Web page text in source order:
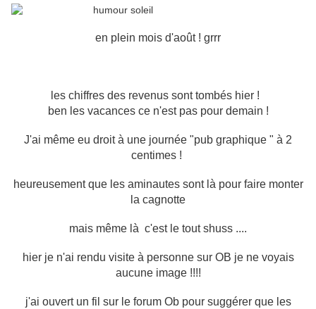
en plein mois d'août ! grrr
les chiffres des revenus sont tombés hier !
ben les vacances ce n'est pas pour demain !
J'ai même eu droit à une journée "pub graphique " à 2
centimes !
heureusement que les aminautes sont là pour faire monter
la cagnotte
mais même là c'est le tout shuss ....
hier je n'ai rendu visite à personne sur OB je ne voyais
aucune image !!!!
j'ai ouvert un fil sur le forum Ob pour suggérer que les